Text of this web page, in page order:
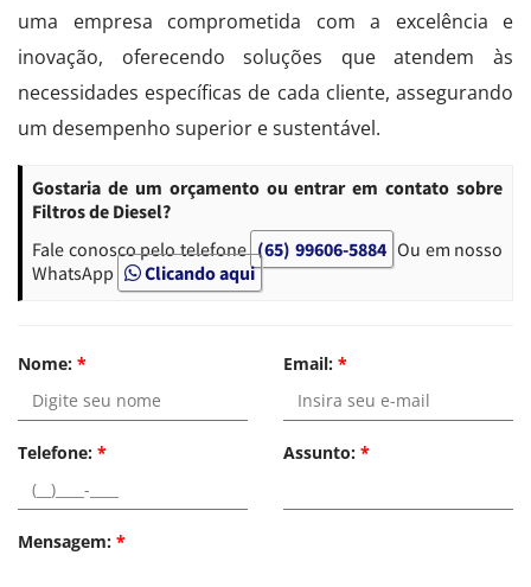
uma empresa comprometida com a excelência e
inovação, oferecendo soluções que atendem às
necessidades específicas de cada cliente, assegurando
um desempenho superior e sustentável.
Gostaria de um orçamento ou entrar em contato sobre
Filtros de Diesel?
Fale conosco pelo telefone (65) 99606-5884 Ou em nosso
WhatsApp
Clicando aqui
Nome: * Email: *
Telefone: * Assunto: *
Mensagem: *